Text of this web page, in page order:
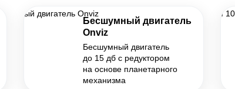
Бесшумный двигатель
Onviz
Бесшумный двигатель
до 15 дб с редуктором
на основе планетарного
механизма